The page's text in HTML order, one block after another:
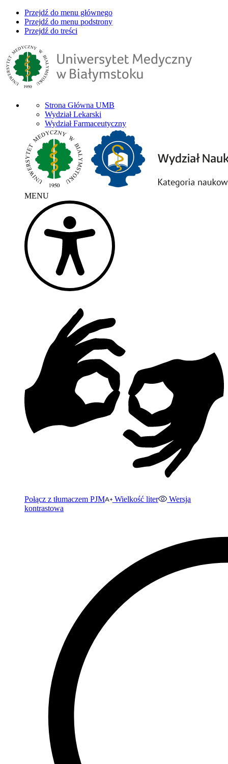
Przejdź do menu głównego
Przejdź do menu podstrony
Przejdź do treści
Strona Główna UMB
Wydział Lekarski
Wydział Farmaceutyczny
MENU
Połącz z tłumaczem PJM Wielkość liter
Wersja
kontrastowa